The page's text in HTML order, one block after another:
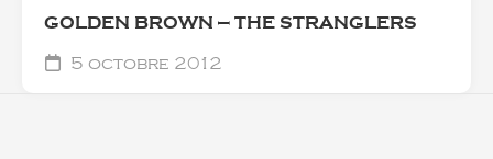
GOLDEN BROWN — THE STRANGLERS
5 octobre 2012